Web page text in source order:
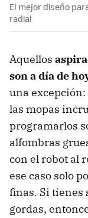
El mejor diseño
radial
Aquellos
son a día de
una
las mopas
programarlos
alfombras
con el robot al
ese caso solo
finas. Si tienes
gordas,